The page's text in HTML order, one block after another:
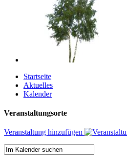
Startseite
Aktuelles
Kalender
Veranstaltungsorte
Veranstaltung hinzufügen